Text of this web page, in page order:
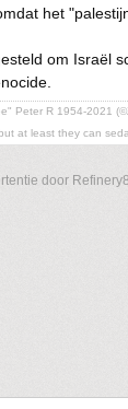
het
om Israël
Peter R 1954-2021
at least they can
door